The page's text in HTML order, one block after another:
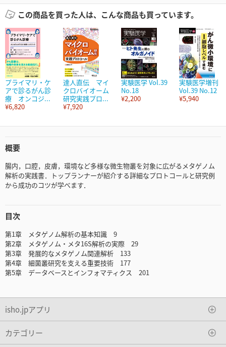
この商品を買った人は、こんな商品も買っています。
プライマリ・ケ
アで診るがん診
療 オンコジ...
¥6,820
達人直伝 マイ
クロバイオーム
研究実践プロ...
¥7,920
実験医学 Vol.39
No.18
¥2,200
実験医学増刊
Vol.39 No.12
¥5,940
概要
腸内，口腔，皮膚，環境など多様な微生物叢を対象に広がるメタゲノム
解析の実践書．トップランナーが紹介する詳細なプロトコールと研究例
から成功のコツが学べます．
目次
第1章 メタゲノム解析の基本知識 9
第2章 メタゲノム・メタ16S解析の実際 29
第3章 発展的なメタゲノム関連解析 133
第4章 細菌叢研究を支える重要技術 177
第5章 データベースとインフォマティクス 201
isho.jpアプリ
カテゴリー